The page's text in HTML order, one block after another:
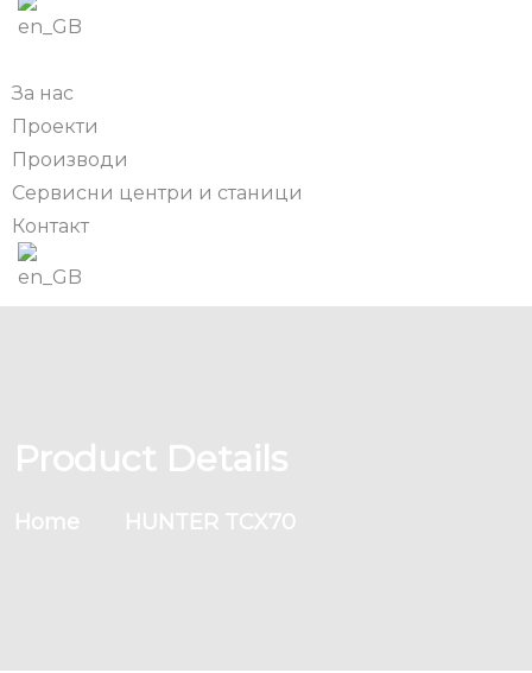
За нас
Проекти
Производи
Сервисни центри и станици
Контакт
Product Details
Home HUNTER TCX70